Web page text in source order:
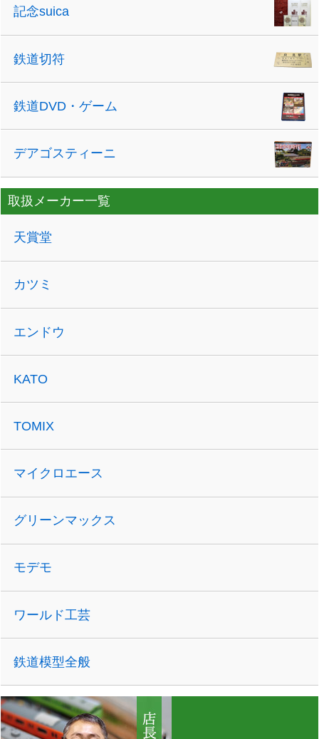
記念suica
鉄道切符
鉄道DVD・ゲーム
デアゴスティーニ
取扱メーカー一覧
天賞堂
カツミ
エンドウ
KATO
TOMIX
マイクロエース
グリーンマックス
モデモ
ワールド工芸
鉄道模型全般